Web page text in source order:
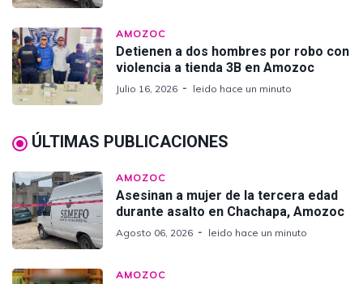
AMOZOC
Detienen a dos hombres por robo con
violencia a tienda 3B en Amozoc
Julio 16, 2026 leido hace un minuto
ÚLTIMAS PUBLICACIONES
AMOZOC
Asesinan a mujer de la tercera edad
durante asalto en Chachapa, Amozoc
Agosto 06, 2026 leido hace un minuto
AMOZOC